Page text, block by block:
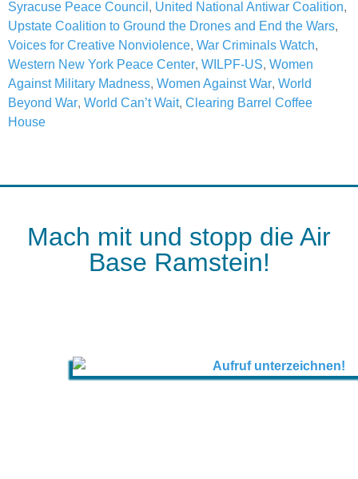
Syracuse Peace Council , United National Antiwar Coalition,
Upstate Coalition to Ground the Drones and End the Wars,
Voices for Creative Nonviolence, War Criminals Watch,
Western New York Peace Center, WILPF-US, Women
Against Military Madness, Women Against War, World
Beyond War, World Can’t Wait, Clearing Barrel Coffee
House
Mach mit und stopp die Air
Base Ramstein!